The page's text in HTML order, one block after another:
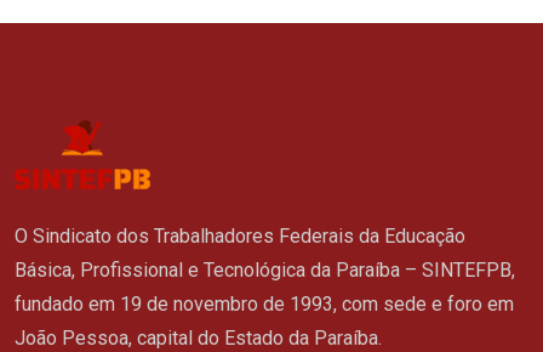
O Sindicato dos Trabalhadores Federais da Educação
Básica, Profissional e Tecnológica da Paraíba – SINTEFPB,
fundado em 19 de novembro de 1993, com sede e foro em
João Pessoa, capital do Estado da Paraíba.